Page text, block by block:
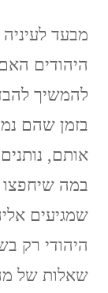
מבעד
היהודים
להמשיך
בזמן שהם
אותם,
במה שיחפצו
שמגיעים
היהודי רק
שאלות של